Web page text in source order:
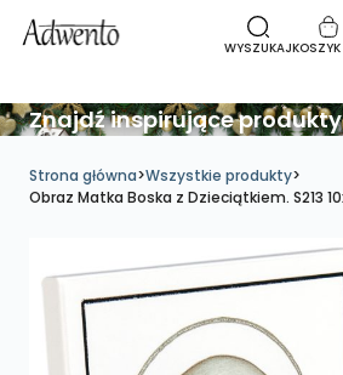
WYSZUKAJ
Znajdź inspirujące produkty
Strona główna>Wszystkie produkty>
Obraz Matka Boska z Dzieciątkiem. S213